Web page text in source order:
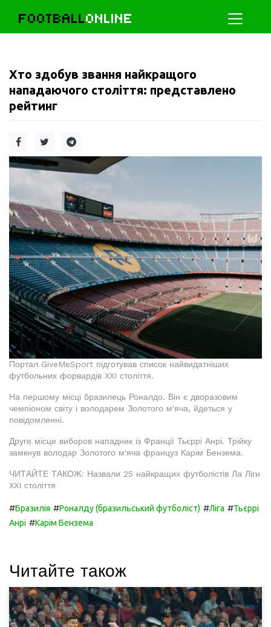
FOOTBALLONLINE
Хто здобув звання найкращого
нападаючого століття: представлено
рейтинг
Портал GiveMeSport підготував список найвидатніших
футбольних форвардів XXI століття.
На першому місці бразилець Роналдо. Він є дворазовим
чемпіоном світу і володарем Золотого м'яча, йдеться у
повідомленні.
Друге місце виборов нападник із Франції Тьєррі Анрі. Трійку
замкнув володар Золотого м'яча француз Карім Бензема.
ЧИТАЙТЕ ТАКОЖ: Назвали 25 найкращих футболістів Ла Ліги
XXI століття
#Бразилія #Роналду (бразильський футболіст) #Ліга #Тьєррі
Анрі #Карім Бензема
Читайте також